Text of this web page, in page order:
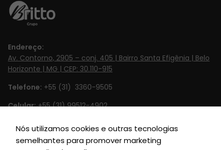
Endereço:
Av. Contorno, 2905 – conj. 405 | Bairro Santa Efigênia | Belo
Horizonte | MG | CEP: 30.110-915
Telefone: +55 (31) 3360-9505
Celular:+55 (31) 99512-4902‬
Email:
contato@britto.com.br
Horário de Funcionamento:Segunda à Sexta de 8h às 18h
Nós utilizamos cookies e outras tecnologias
semelhantes para promover marketing
cookies,
Marketing
Ao compartilhar